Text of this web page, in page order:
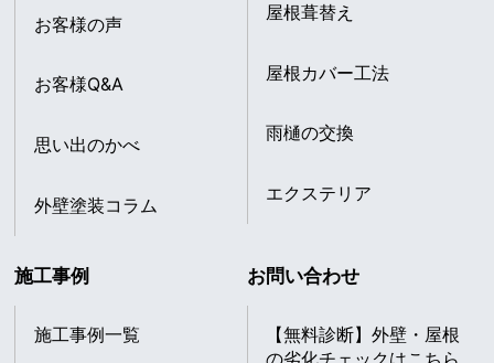
お客様の声
お客様Q&A
思い出のかべ
外壁塗装コラム
屋根葺替え
屋根カバー工法
雨樋の交換
エクステリア
施工事例
施工事例一覧
お問い合わせ
【無料診断】外壁・屋根